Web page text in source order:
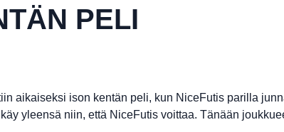
PELI
aikaiseksi ison kentän peli, kun NiceFutis parilla
yleensä niin, että NiceFutis voittaa. Tänään